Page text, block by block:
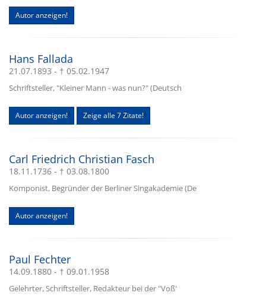
Autor anzeigen!
Hans Fallada
21.07.1893 - † 05.02.1947
Schriftsteller, "Kleiner Mann - was nun?" (Deutsch
Autor anzeigen! Zeige alle 7 Zitate!
Carl Friedrich Christian Fasch
18.11.1736 - † 03.08.1800
Komponist, Begründer der Berliner Singakademie (De
Autor anzeigen!
Paul Fechter
14.09.1880 - † 09.01.1958
Gelehrter, Schriftsteller, Redakteur bei der "Voß'